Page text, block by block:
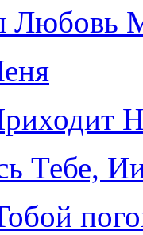
Любовь
Тебе,